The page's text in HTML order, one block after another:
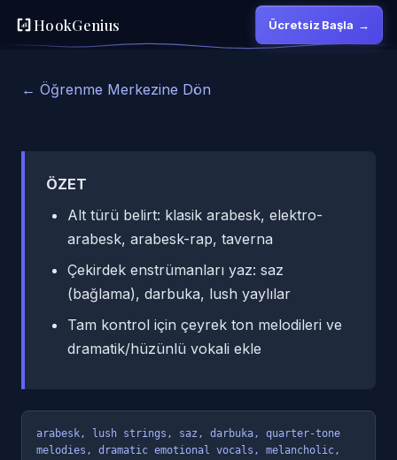
HookGenius Ücretsiz Başla →
← Öğrenme Merkezine Dön
ÖZET
Alt türü belirt: klasik arabesk, elektro-
arabesk, arabesk-rap, taverna
Çekirdek enstrümanları yaz: saz
(bağlama), darbuka, lush yaylılar
Tam kontrol için çeyrek ton melodileri ve
dramatik/hüzünlü vokali ekle
arabesk, lush strings, saz, darbuka, quarter-tone
melodies, dramatic emotional vocals, melancholic,